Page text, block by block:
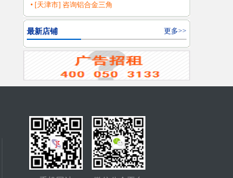
• [天津市] 咨询铝合金三角
最新店铺 更多>>